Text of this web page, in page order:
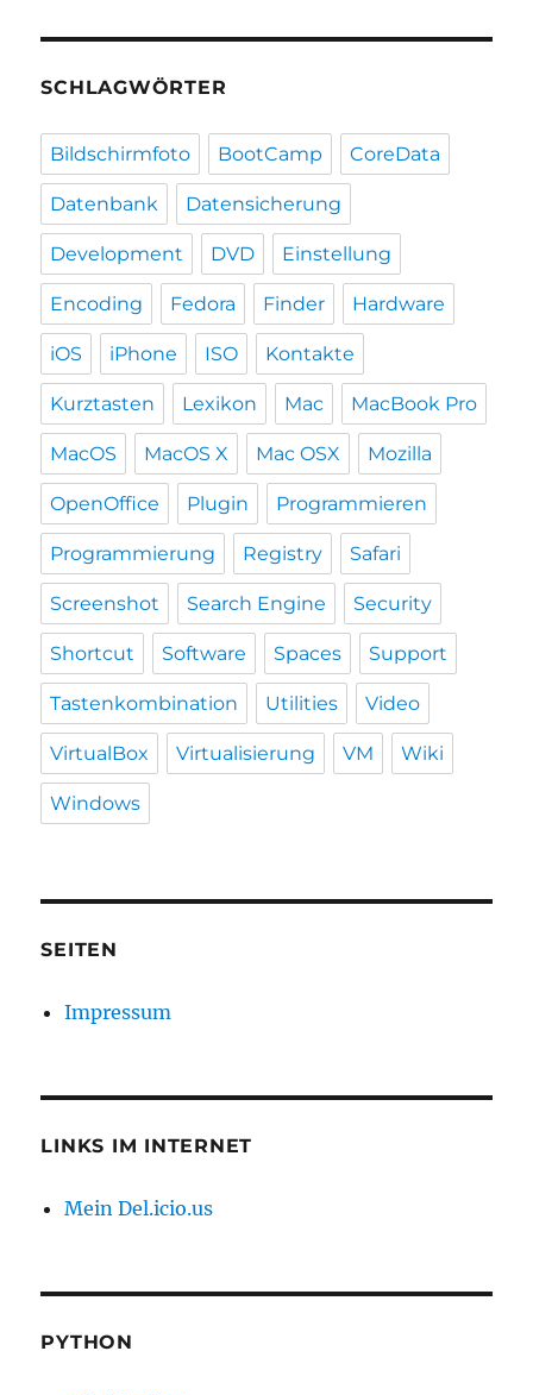
SCHLAGWÖRTER
Bildschirmfoto BootCamp CoreData
Datenbank Datensicherung
Development DVD Einstellung
Encoding Fedora Finder Hardware
iOS iPhone ISO Kontakte
Kurztasten Lexikon Mac MacBook Pro
MacOS MacOS X Mac OSX Mozilla
OpenOffice Plugin Programmieren
Programmierung Registry Safari
Screenshot Search Engine Security
Shortcut Software Spaces Support
Tastenkombination Utilities Video
VirtualBox Virtualisierung VM Wiki
Windows
SEITEN
Impressum
LINKS IM INTERNET
Mein Del.icio.us
PYTHON